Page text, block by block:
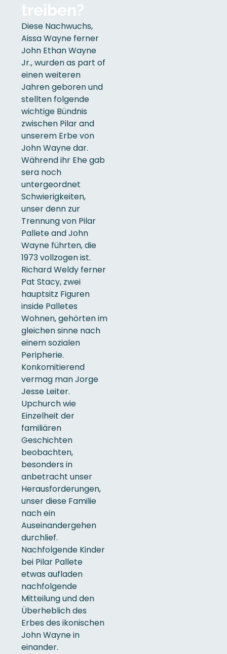
treiben?
Diese Nachwuchs,
Aissa Wayne ferner
John Ethan Wayne
Jr., wurden as part of
einen weiteren
Jahren geboren und
stellten folgende
wichtige Bündnis
zwischen Pilar and
unserem Erbe von
John Wayne dar.
Während ihr Ehe gab
sera noch
untergeordnet
Schwierigkeiten,
unser denn zur
Trennung von Pilar
Pallete and John
Wayne führten, die
1973 vollzogen ist.
Richard Weldy ferner
Pat Stacy, zwei
hauptsitz Figuren
inside Palletes
Wohnen, gehörten im
gleichen sinne nach
einem sozialen
Peripherie.
Konkomitierend
vermag man Jorge
Jesse Leiter.
Upchurch wie
Einzelheit der
familiären
Geschichten
beobachten,
besonders in
anbetracht unser
Herausforderungen,
unser diese Familie
nach ein
Auseinandergehen
durchlief.
Nachfolgende Kinder
bei Pilar Pallete
etwas aufladen
nachfolgende
Mitteilung und den
Überheblich des
Erbes des ikonischen
John Wayne in
einander.